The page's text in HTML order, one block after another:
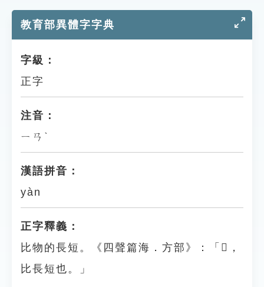
貓頭鷹博士
教育部異體字字典
字級：
正字
注音：
ㄧㄢˋ
漢語拼音：
yàn
正字釋義：
比物的長短。《四聲篇海．方部》：「𣃾，
比長短也。」